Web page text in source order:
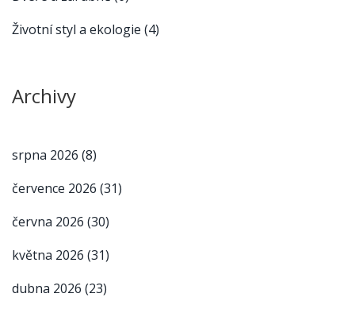
Životní styl a ekologie (4)
Archivy
srpna 2026 (8)
července 2026 (31)
června 2026 (30)
května 2026 (31)
dubna 2026 (23)